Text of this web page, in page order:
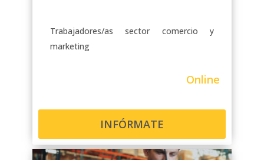
Trabajadores/as sector comercio y
marketing
Online
INFÓRMATE